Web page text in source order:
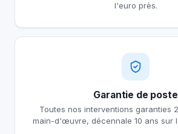
l'euro près.
Garantie de poste
Toutes nos interventions garanties
main-d'œuvre, décennale 10 ans sur